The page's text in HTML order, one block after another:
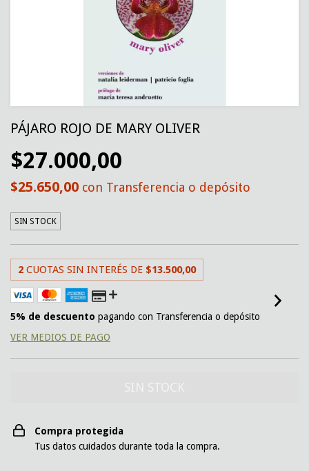
PÁJARO ROJO DE MARY OLIVER
$27.000,00
$25.650,00 con Transferencia o depósito
SIN STOCK
2 CUOTAS SIN INTERÉS DE $13.500,00
5% de descuento pagando con Transferencia o depósito
VER MEDIOS DE PAGO
Compra protegida
Tus datos cuidados durante toda la compra.